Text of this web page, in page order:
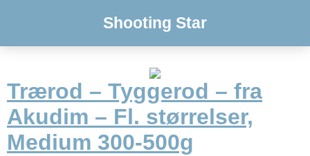
Shooting Star
Trærod – Tyggerod – fra
Akudim – Fl. størrelser,
Medium 300-500g